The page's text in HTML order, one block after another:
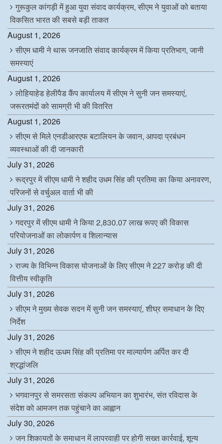
गुरूकुल कांगड़ी में हुआ युवा संवाद कार्यक्रम, सीएम ने युवाओं को बताया
विकसित भारत की सबसे बड़ी ताकत
August 1, 2026
सीएम धामी ने थारू जनजाति संवाद कार्यक्रम में किया प्रतिभाग, जानी
समस्याएं
August 1, 2026
लोहियाहेड हेलीपैड कैंप कार्यालय में सीएम ने सुनी जन समस्याएं,
जरूरतमंदों को सामग्री भी की वितरित
August 1, 2026
सीएम से मिले एनडीआरएफ बटालियन के जवान, आपदा प्रबंधन
व्यवस्थाओं की दी जानकारी
July 31, 2026
रूद्रपुर में सीएम धामी ने शहीद उधम सिंह की प्रतिमा का किया अनावरण,
परिजनों से वर्चुअल वार्ता भी की
July 31, 2026
गदरपुर में सीएम धामी ने किया 2,830.07 लाख रूपए की विकास
परियोजनाओं का लोकार्पण व शिलान्यास
July 31, 2026
राज्य के विभिन्न विकास योजनाओं के लिए सीएम ने 227 करोड़ की दी
वित्तीय स्वीकृति
July 31, 2026
सीएम ने मुख्य सेवक सदन में सुनी जन समस्याएं, शीघ्र समाधान के दिए
निर्देश
July 31, 2026
सीएम ने शहीद ऊधम सिंह की प्रतिमा पर माल्यार्पण अर्पित कर दी
श्रद्धांजलि
July 31, 2026
भगवानपुर से समरसता संकल्प अभियान का शुभारंभ, संत रविदास के
संदेश को आमजन तक पहुंचाने का आह्वान
July 30, 2026
जन शिकायतों के समाधान में लापरवाही पर होगी सख्त कार्रवाई, शून्य